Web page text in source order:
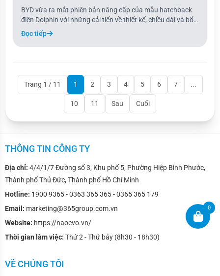
BYD vừa ra mắt phiên bản nâng cấp của mẫu hatchback
điện Dolphin với những cải tiến về thiết kế, chiều dài và bổ
sung thêm tùy chọn động cơ điện. Mẫu xe thuần điện này
đã được Bộ Công nghiệp và Công nghệ Thông tin Trung
Quốc (MIIT) công bố, với những thay
Đọc tiếp
Trang 1 / 11 1 2 3 4 5 6 7 ...
10 11 Sau Cuối
THÔNG TIN CÔNG TY
Địa chỉ: 4/4/1/7 Đường số 3, Khu phố 5, Phường Hiệp Bình Phước,
Thành phố Thủ Đức, Thành phố Hồ Chí Minh
Hotline: 1900 9365 - 0363 365 365 - 0365 365 179
Email: marketing@365group.com.vn
Website: https://naoevo.vn/
Thời gian làm việc: Thứ 2 - Thứ bảy (8h30 - 18h30)
VỀ CHÚNG TÔI
0